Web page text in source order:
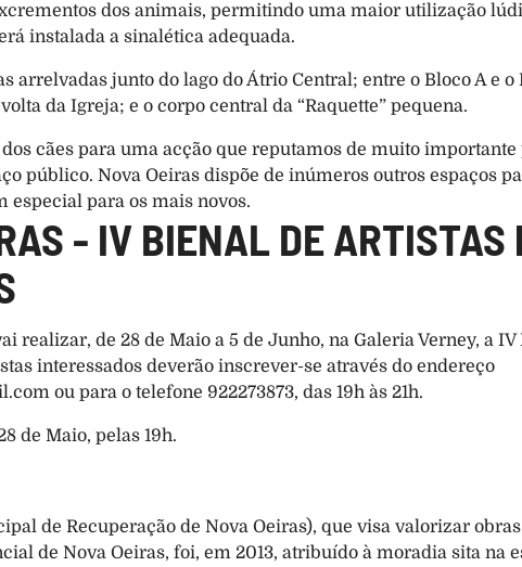
dos animais, permitindo uma maior utilização
instalada a sinalética adequada.
arrelvadas junto do lago do Átrio Central; entre o Bloco A e o
da Igreja; e o corpo central da “Raquette” pequena.
cães para uma acção que reputamos de muito importante
público. Nova Oeiras dispõe de inúmeros outros espaços
especial para os mais novos.
- IV BIENAL DE ARTISTAS
realizar, de 28 de Maio a 5 de Junho, na Galeria Verney, a
ou para o telefone 922273873, das 19h às 21h.
de Maio, pelas 19h.
de Recuperação de Nova Oeiras), que visa valorizar
de Nova Oeiras, foi, em 2013, atribuído à moradia sita na